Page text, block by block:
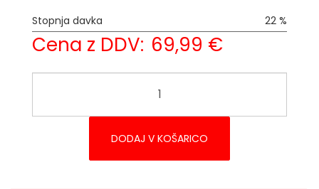
Stopnja davka
22 %
Cena z DDV: 69,99 €
DODAJ V KOŠARICO